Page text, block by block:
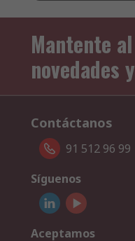
Mantente
novedades
Contáctanos
91 512 96 99
Síguenos
Aceptamos